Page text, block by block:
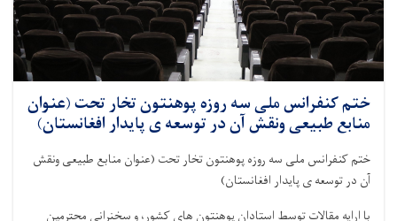
ختم‌ کنفرانس ملی سه روزه پوهنتون تخار تحت (عنوان
منابع طبیعی ونقش آن در توسعه ی پایدار افغانستان)
ختم‌ کنفرانس ملی سه روزه پوهنتون تخار تحت (عنوان منابع طبیعی ونقش
آن در توسعه ی پایدار افغانستان)
با ارایه مقالات توسط استادان پوهنتون های کشور، و سخنرانی محترمین